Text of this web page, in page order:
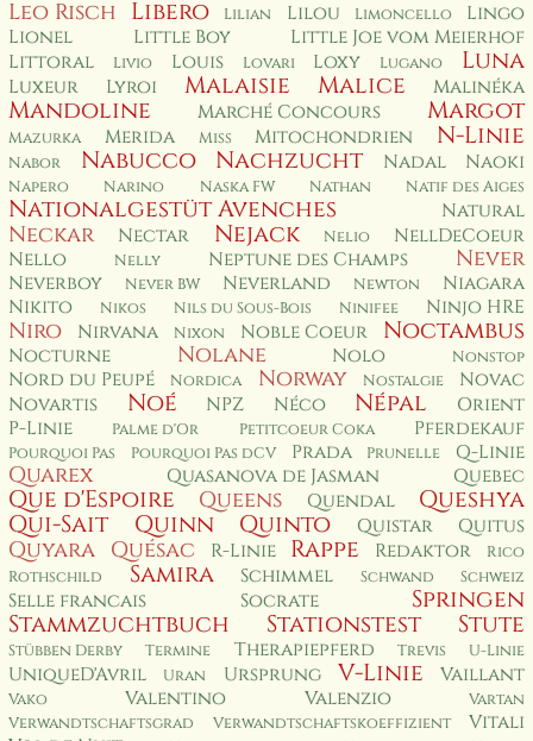
Leo Risch Libero Lilian Lilou Limoncello
Lingo
Lionel
Little Boy
Little Joe vom Meierhof
Littoral
Livio Louis Lovari Loxy Lugano Luna
Luxeur Lyroi Malaisie Malice Malinéka
Mandoline Marché Concours Margot
Mazurka Merida Miss Mitochondrien N-Linie
Nabor Nabucco Nachzucht Nadal Naoki
Napero Narino Naska FW Nathan Natif des Aiges
Nationalgestüt Avenches Natural
Neckar Nectar Nejack Nelio
NellDeCoeur
Nello
Nelly Neptune des Champs Never
Neverboy Never BW Neverland Newton
Niagara
Nikito
Nikos Nils du Sous-Bois Ninifee Ninjo HRE
Niro Nirvana Nixon Noble Coeur Noctambus
Nocturne Nolane Nolo Nonstop
Nord du Peupé Nordica Norway Nostalgie
Novac
Novartis
Noé NPZ Néco Népal
Orient
P-Linie
Palme d'Or Petitcoeur Coka Pferdekauf
Pourquoi Pas Pourquoi Pas dCV Prada Prunelle Q-Linie
Quarex Quasanova de Jasman Quebec
Que d'Espoire Queens Quendal
Queshya
Qui-Sait
Quinn Quinto Quistar Quitus
Quyara Quésac R-Linie Rappe Redaktor
Rico
Rothschild
Samira Schimmel Schwand Schweiz
Selle francais Socrate
Springen
Stammzuchtbuch
Stationstest Stute
Stübben Derby Termine Therapiepferd Trevis U-Linie
UniqueD'Avril Uran Ursprung V-Linie Vaillant
Vako Valentino Valenzio
Vartan
Verwandtschaftsgrad
Verwandtschaftskoeffizient
Vitali